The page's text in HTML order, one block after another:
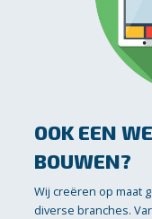
OOK EEN
BOUWEN?
Wij creëren op maat
diverse branches.